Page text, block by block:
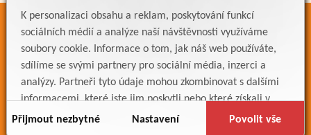
K personalizaci obsahu a reklam, poskytování funkcí
sociálních médií a analýze naší návštěvnosti využíváme
soubory cookie. Informace o tom, jak náš web používáte,
sdílíme se svými partnery pro sociální média, inzerci a
analýzy. Partneři tyto údaje mohou zkombinovat s dalšími
informacemi, které jste jim poskytli nebo které získali v
důsledku toho, že používáte jejich služby.
Přijmout nezbytné Nastavení Povolit vše
ODKAZY
Bakaláři
Jídelníček
Meteostanice